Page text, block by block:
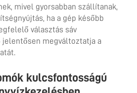
mivel gyorsabban szállítanak,
ha a gép később
választás sáv
jelentősen megváltoztatja a
kulcsfontosságú